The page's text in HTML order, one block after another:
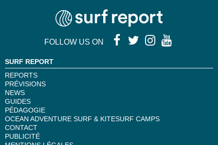
FOLLOW US ON
SURF REPORT
REPORTS
PRÉVISIONS
NEWS
GUIDES
PÉDAGOGIE
OCEAN ADVENTURE SURF & KITESURF CAMPS
CONTACT
PUBLICITÉ